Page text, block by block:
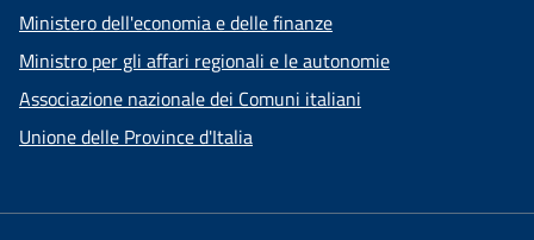
Ministero dell'economia e delle finanze
Ministro per gli affari regionali e le autonomie
Associazione nazionale dei Comuni italiani
Unione delle Province d'Italia